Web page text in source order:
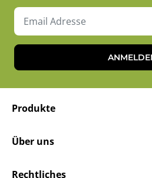
Produkte
Über uns
Rechtliches